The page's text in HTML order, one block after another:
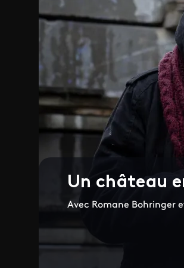
Un château
Avec Romane Bohringer